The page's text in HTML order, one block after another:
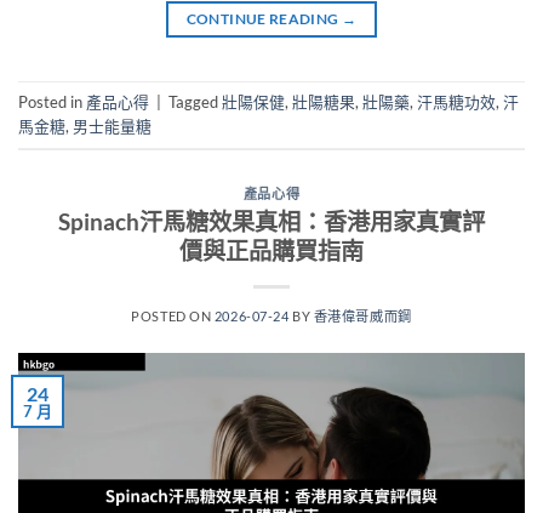
CONTINUE READING →
Posted in 產品心得 Tagged壯陽保健,壯陽糖果,壯陽藥,汗馬糖功效,汗
馬金糖, 男士能量糖
產品心得
Spinach汗馬糖效果真相：香港用家真實評
價與正品購買指南
POSTED ON 2026-07-24 BY 香港偉哥威而鋼
24
7 月